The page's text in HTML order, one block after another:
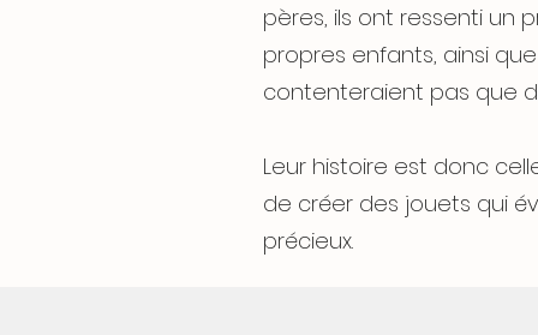
pères, ils ont ressenti un
propres enfants, ainsi
contenteraient pas que
Leur histoire est donc
de créer des jouets qui
précieux.